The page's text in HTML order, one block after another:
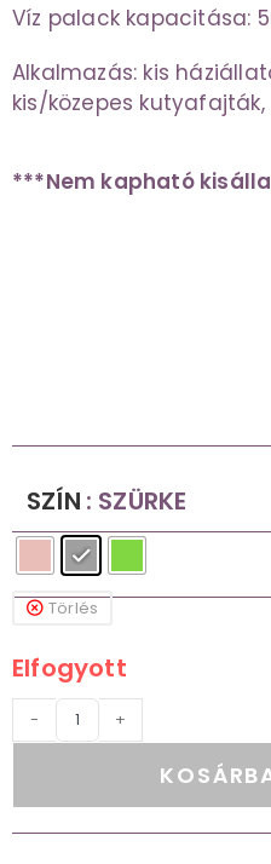
Víz palack kapacitása:
Alkalmazás: kis
kis/közepes kutyafajták,
***Nem kapható
SZÍN : SZÜRKE
Törlés
Elfogyott
- +